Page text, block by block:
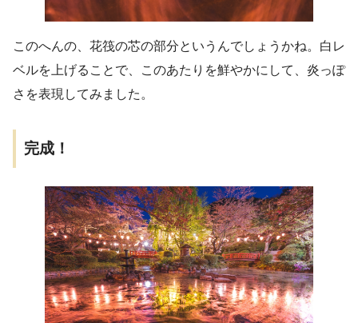
このへんの、花筏の芯の部分というんでしょうかね。白レ
ベルを上げることで、このあたりを鮮やかにして、炎っぽ
さを表現してみました。
完成！